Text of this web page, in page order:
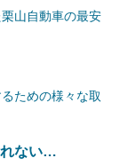
山自動車の最安
ための様々な取
れない…